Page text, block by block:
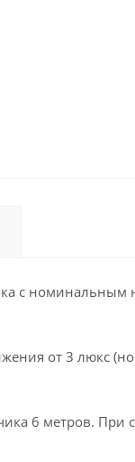
с
от 3 люкс
6 метров.